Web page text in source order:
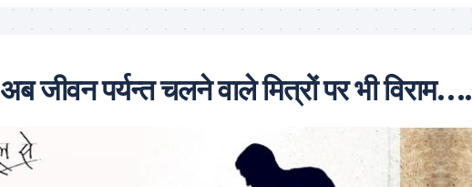
अब जीवन पर्यन्त चलने वाले मित्रों पर भी विराम….